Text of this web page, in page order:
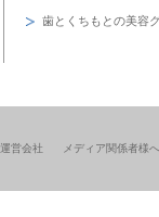
歯とくちもとの美容
運営会社 メディア関係者様へ